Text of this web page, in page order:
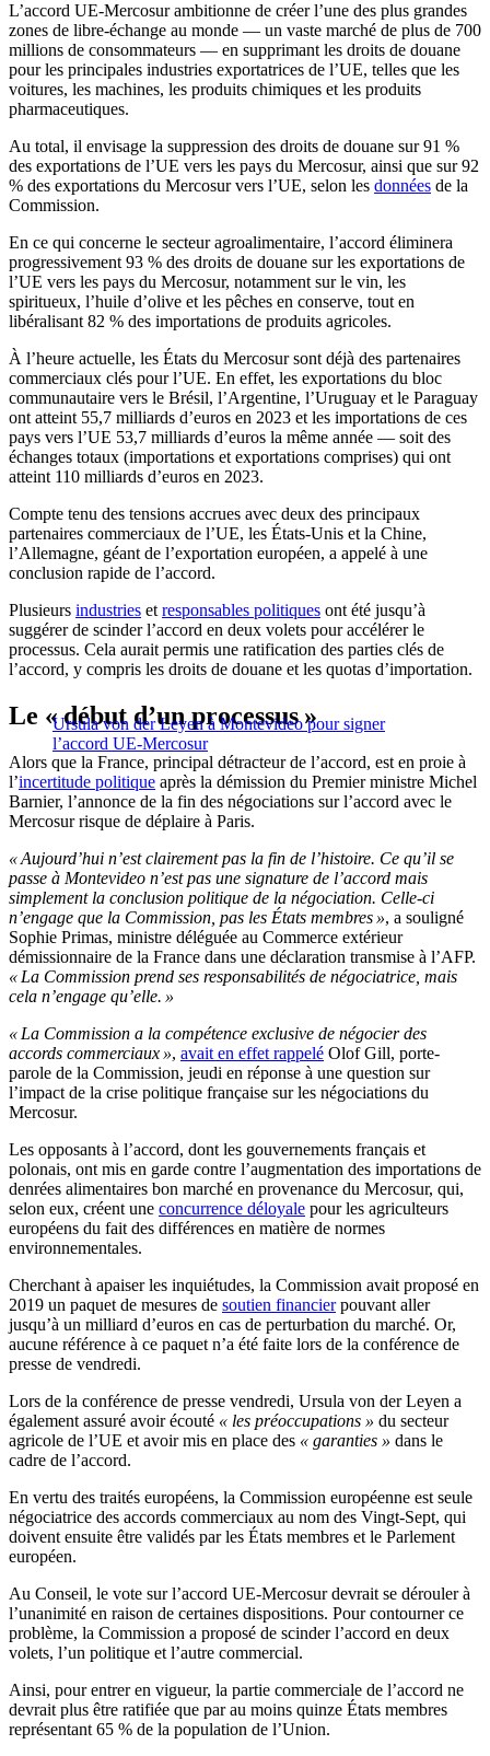
L’accord UE-Mercosur ambitionne de créer l’une des plus grandes
zones de libre-échange au monde — un vaste marché de plus de 700
millions de consommateurs — en supprimant les droits de douane
pour les principales industries exportatrices de l’UE, telles que les
voitures, les machines, les produits chimiques et les produits
pharmaceutiques.
Au total, il envisage la suppression des droits de douane sur 91 %
des exportations de l’UE vers les pays du Mercosur, ainsi que sur 92
% des exportations du Mercosur vers l’UE, selon les données de la
Commission.
En ce qui concerne le secteur agroalimentaire, l’accord éliminera
progressivement 93 % des droits de douane sur les exportations de
l’UE vers les pays du Mercosur, notamment sur le vin, les
spiritueux, l’huile d’olive et les pêches en conserve, tout en
libéralisant 82 % des importations de produits agricoles.
À l’heure actuelle, les États du Mercosur sont déjà des partenaires
commerciaux clés pour l’UE. En effet, les exportations du bloc
communautaire vers le Brésil, l’Argentine, l’Uruguay et le Paraguay
ont atteint 55,7 milliards d’euros en 2023 et les importations de ces
pays vers l’UE 53,7 milliards d’euros la même année — soit des
échanges totaux (importations et exportations comprises) qui ont
atteint 110 milliards d’euros en 2023.
Compte tenu des tensions accrues avec deux des principaux
partenaires commerciaux de l’UE, les États-Unis et la Chine,
l’Allemagne, géant de l’exportation européen, a appelé à une
conclusion rapide de l’accord.
Plusieurs industries et responsables politiques ont été jusqu’à
suggérer de scinder l’accord en deux volets pour accélérer le
processus. Cela aurait permis une ratification des parties clés de
l’accord, y compris les droits de douane et les quotas d’importation.
Ursula von der Leyen à Montevideo pour signer
l’accord UE-Mercosur
Le « début d’un processus »
Alors que la France, principal détracteur de l’accord, est en proie à
l’incertitude politique après la démission du Premier ministre Michel
Barnier, l’annonce de la fin des négociations sur l’accord avec le
Mercosur risque de déplaire à Paris.
« Aujourd’hui n’est clairement pas la fin de l’histoire. Ce qu’il se
passe à Montevideo n’est pas une signature de l’accord mais
simplement la conclusion politique de la négociation. Celle-ci
n’engage que la Commission, pas les États membres », a souligné
Sophie Primas, ministre déléguée au Commerce extérieur
démissionnaire de la France dans une déclaration transmise à l’AFP.
« La Commission prend ses responsabilités de négociatrice, mais
cela n’engage qu’elle. »
« La Commission a la compétence exclusive de négocier des
accords commerciaux », avait en effet rappelé Olof Gill, porte-
parole de la Commission, jeudi en réponse à une question sur
l’impact de la crise politique française sur les négociations du
Mercosur.
Les opposants à l’accord, dont les gouvernements français et
polonais, ont mis en garde contre l’augmentation des importations de
denrées alimentaires bon marché en provenance du Mercosur, qui,
selon eux, créent une concurrence déloyale pour les agriculteurs
européens du fait des différences en matière de normes
environnementales.
Cherchant à apaiser les inquiétudes, la Commission avait proposé en
2019 un paquet de mesures de soutien financierpouvant aller
jusqu’à un milliard d’euros en cas de perturbation du marché. Or,
aucune référence à ce paquet n’a été faite lors de la conférence de
presse de vendredi.
Lors de la conférence de presse vendredi, Ursula von der Leyen a
également assuré avoir écouté « les préoccupations » du secteur
agricole de l’UE et avoir mis en place des « garanties » dans le
cadre de l’accord.
En vertu des traités européens, la Commission européenne est seule
négociatrice des accords commerciaux au nom des Vingt-Sept, qui
doivent ensuite être validés par les États membres et le Parlement
européen.
Au Conseil, le vote sur l’accord UE-Mercosur devrait se dérouler à
l’unanimité en raison de certaines dispositions. Pour contourner ce
problème, la Commission a proposé de scinder l’accord en deux
volets, l’un politique et l’autre commercial.
Ainsi, pour entrer en vigueur, la partie commerciale de l’accord ne
devrait plus être ratifiée que par au moins quinze États membres
représentant 65 % de la population de l’Union.